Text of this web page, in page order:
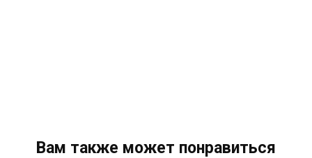
Вам также может понравиться